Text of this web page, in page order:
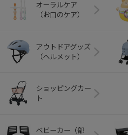
オーラルケア
（お口のケア）
アウトドアグッズ
（ヘルメット）
ショッピングカー
ト
ベビーカー（部